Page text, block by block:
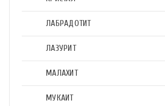
ЛАБРАДОТИТ
ЛАЗУРИТ
МАЛАХИТ
МУКАИТ